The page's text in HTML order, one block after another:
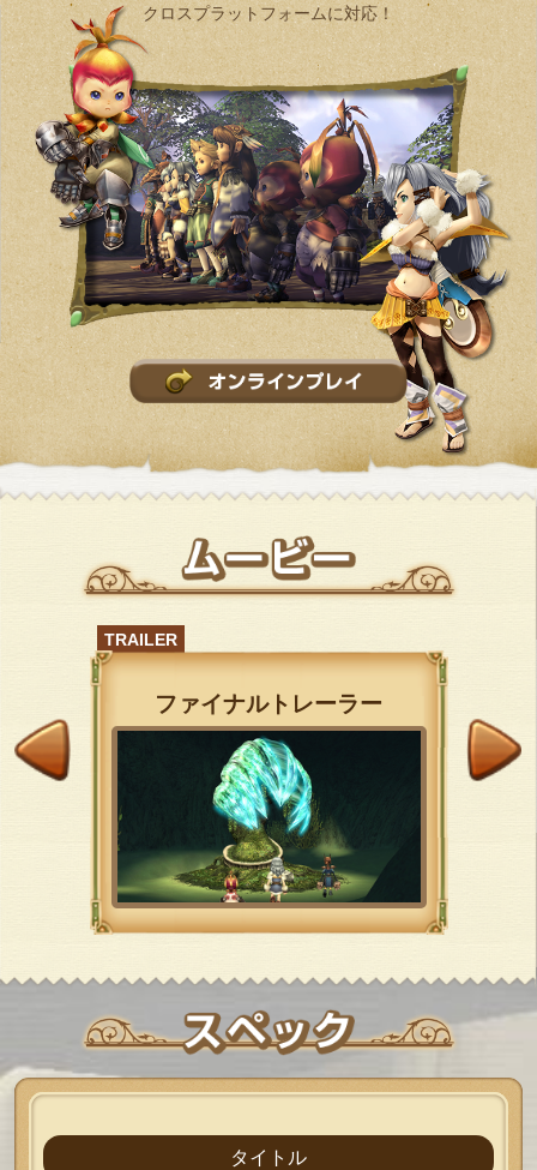
クロスプラットフォームに対応！
TRAILER
ファイナルトレーラー
タイトル